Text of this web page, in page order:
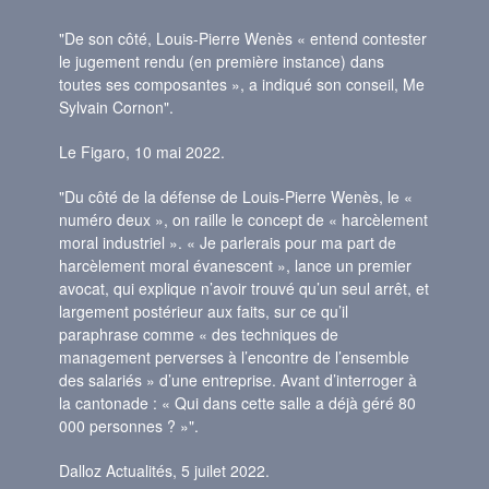
"De son côté, Louis-Pierre Wenès « entend contester
le jugement rendu (en première instance) dans
toutes ses composantes », a indiqué son conseil, Me
Sylvain Cornon".
Le Figaro, 10 mai 2022.
"Du côté de la défense de Louis-Pierre Wenès, le «
numéro deux », on raille le concept de « harcèlement
moral industriel ». « Je parlerais pour ma part de
harcèlement moral évanescent », lance un premier
avocat, qui explique n’avoir trouvé qu’un seul arrêt, et
largement postérieur aux faits, sur ce qu’il
paraphrase comme « des techniques de
management perverses à l’encontre de l’ensemble
des salariés » d’une entreprise. Avant d’interroger à
la cantonade : « Qui dans cette salle a déjà géré 80
000 personnes ? »".
Dalloz Actualités, 5 juilet 2022.